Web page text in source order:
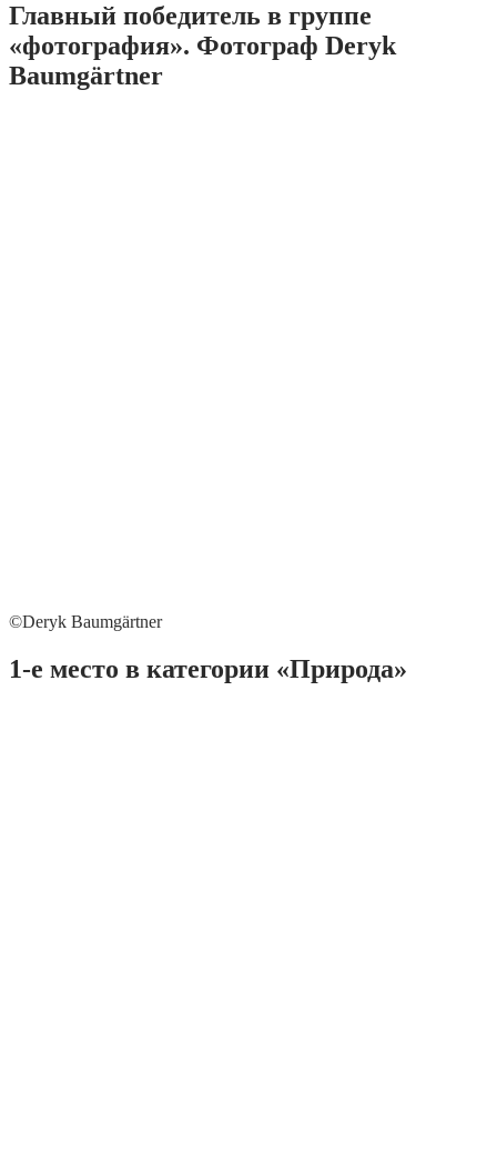
Главный победитель в группе
«фотография». Фотограф Deryk
Baumgärtner
©Deryk Baumgärtner
1-е место в категории «Природа»